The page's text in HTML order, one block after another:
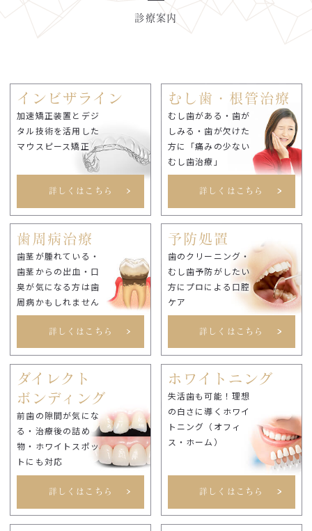
診療案内
インビザライン
加速矯正装置とデジ
タル技術を活用した
マウスピース矯正
詳しくはこちら
むし歯・根管治療
むし歯がある・歯が
しみる・歯が欠けた
方に「痛みの少ない
むし歯治療」
詳しくはこちら
歯周病治療
歯茎が腫れている・
歯茎からの出血・口
臭が気になる方は歯
周病かもしれません
詳しくはこちら
予防処置
歯のクリーニング・
むし歯予防がしたい
方にプロによる口腔
ケア
詳しくはこちら
ダイレクト
ボンディング
前歯の隙間が気にな
る・治療後の詰め
物・ホワイトスポッ
トにも対応
詳しくはこちら
ホワイトニング
失活歯も可能！理想
の白さに導くホワイ
トニング（オフィ
ス・ホーム）
詳しくはこちら